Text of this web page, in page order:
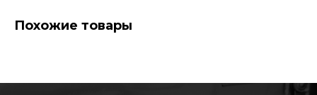
Похожие товары